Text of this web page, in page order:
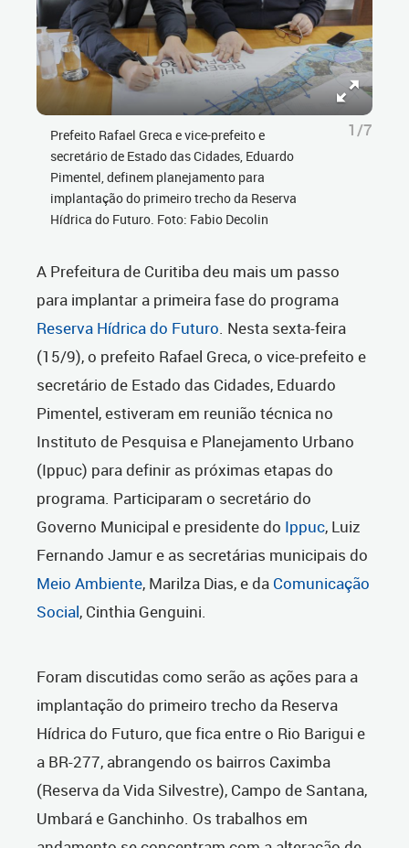
Prefeito Rafael Greca e vice-prefeito e
secretário de Estado das Cidades, Eduardo
Pimentel, definem planejamento para
implantação do primeiro trecho da Reserva
Hídrica do Futuro. Foto: Fabio Decolin
1/7
A Prefeitura de Curitiba deu mais um passo
para implantar a primeira fase do programa
Reserva Hídrica do Futuro. Nesta sexta-feira
(15/9), o prefeito Rafael Greca, o vice-prefeito e
secretário de Estado das Cidades, Eduardo
Pimentel, estiveram em reunião técnica no
Instituto de Pesquisa e Planejamento Urbano
(Ippuc) para definir as próximas etapas do
programa. Participaram o secretário do
Governo Municipal e presidente do Ippuc, Luiz
Fernando Jamur e as secretárias municipais do
Meio Ambiente, Marilza Dias, e da Comunicação
Social, Cinthia Genguini.
Foram discutidas como serão as ações para a
implantação do primeiro trecho da Reserva
Hídrica do Futuro, que fica entre o Rio Barigui e
a BR-277, abrangendo os bairros Caximba
(Reserva da Vida Silvestre), Campo de Santana,
Umbará e Ganchinho. Os trabalhos em